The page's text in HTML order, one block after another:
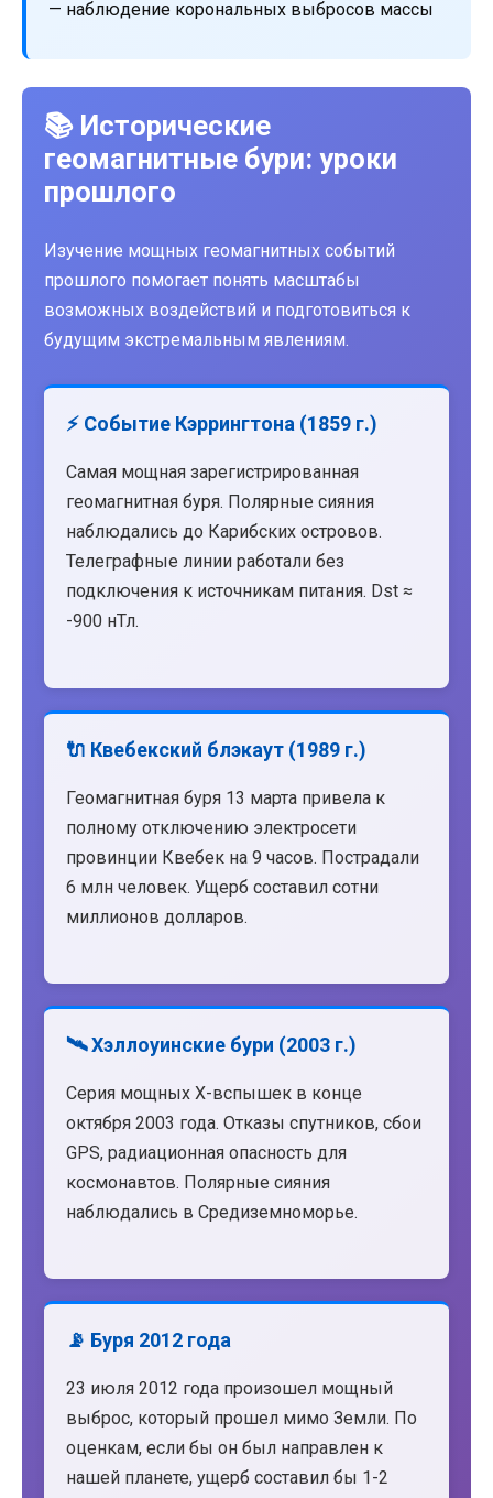
— наблюдение корональных выбросов массы
📚 Исторические
геомагнитные бури: уроки
прошлого
Изучение мощных геомагнитных событий
прошлого помогает понять масштабы
возможных воздействий и подготовиться к
будущим экстремальным явлениям.
⚡ Событие Кэррингтона (1859 г.)
Самая мощная зарегистрированная
геомагнитная буря. Полярные сияния
наблюдались до Карибских островов.
Телеграфные линии работали без
подключения к источникам питания. Dst ≈
-900 нТл.
🔌 Квебекский блэкаут (1989 г.)
Геомагнитная буря 13 марта привела к
полному отключению электросети
провинции Квебек на 9 часов. Пострадали
6 млн человек. Ущерб составил сотни
миллионов долларов.
🛰️ Хэллоуинские бури (2003 г.)
Серия мощных X-вспышек в конце
октября 2003 года. Отказы спутников, сбои
GPS, радиационная опасность для
космонавтов. Полярные сияния
наблюдались в Средиземноморье.
📡 Буря 2012 года
23 июля 2012 года произошел мощный
выброс, который прошел мимо Земли. По
оценкам, если бы он был направлен к
нашей планете, ущерб составил бы 1-2